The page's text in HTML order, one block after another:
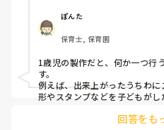
ぽんた
保育士, 保育園
1歳児の製作だと、何か一つ行
す。
例えば、出来上がったうちわ
形やスタンプなどを子どもが
回答をも